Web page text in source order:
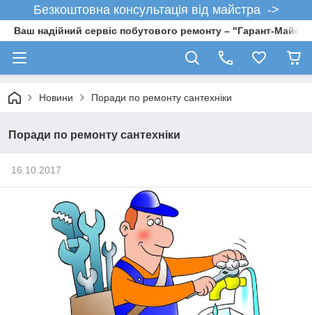
Безкоштовна консультація від майстра ->
Ваш надійний сервіс побутового ремонту – "Гарант-
Новини Поради по ремонту сантехніки
Поради по ремонту сантехніки
16.10.2017